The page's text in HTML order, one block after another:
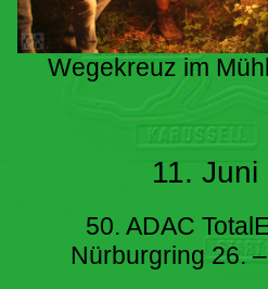
Wegekreuz im
11. Juni
50. ADAC
Nürburgring 26.